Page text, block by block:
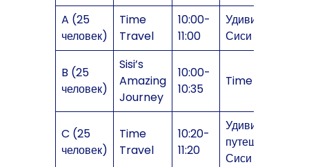
A (25
человек)
Time
Travel
10:00-
11:00
Удивительная
Сиси
B (25
человек)
Sisi’s
Amazing
Journey
10:00-
10:35
Time Travel
C (25
человек)
Time
Travel
10:20-
11:20
Удивительное
путешествие
Сиси